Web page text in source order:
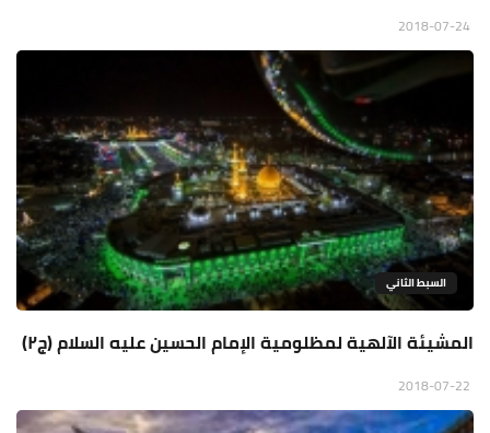
السبط الثاني
المشيئة الآلهية لمظلومية الإمام الحسين عليه السلام (ج٢)